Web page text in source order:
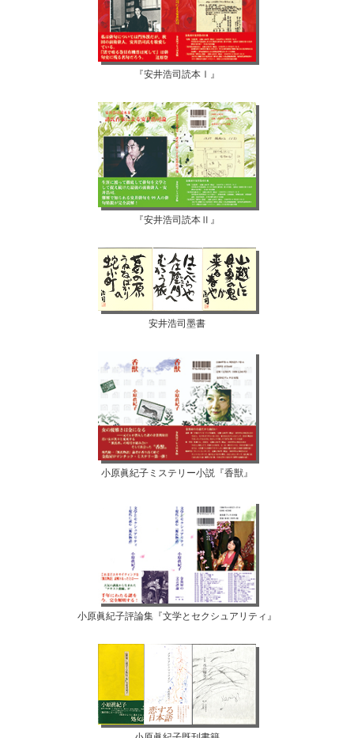
『安井浩司読本Ⅰ』
『安井浩司読本Ⅱ』
安井浩司墨書
小原眞紀子ミステリー小説『香獣』
小原眞紀子評論集『文学とセクシュアリティ』